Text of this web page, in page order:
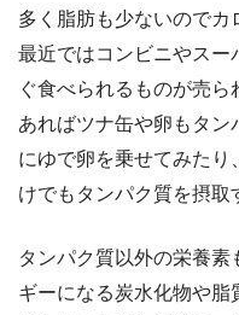
多く脂肪も少ないのでカ
最近ではコンビニやスー
ぐ食べられるものが売
あればツナ缶や卵もタ
にゆで卵を乗せてみた
けでもタンパク質を摂取
タンパク質以外の栄養
ギーになる炭水化物や脂